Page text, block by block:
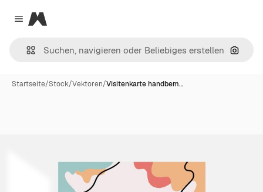
Close menu
Magnific
Nach
Startseite/Stock/Vektoren/Visitenkarte handbem…